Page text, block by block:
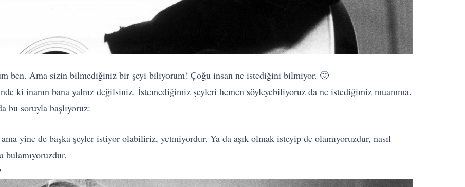
ben. Ama sizin bilmediğiniz bir şeyi biliyorum! Çoğu insan ne istediğini bilmiyor. 🙂
ki inanın bana yalnız değilsiniz. İstemediğimiz şeyleri hemen söyleyebiliyoruz da ne istediğimiz muamma.
bu soruyla başlıyoruz:
yine de başka şeyler istiyor olabiliriz, yetmiyordur. Ya da aşık olmak isteyip de olamıyoruzdur, nasıl